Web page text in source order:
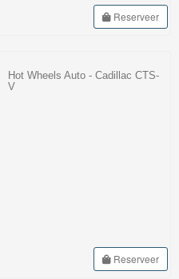
Reserveer
Hot Wheels Auto - Cadillac CTS-
V
Reserveer